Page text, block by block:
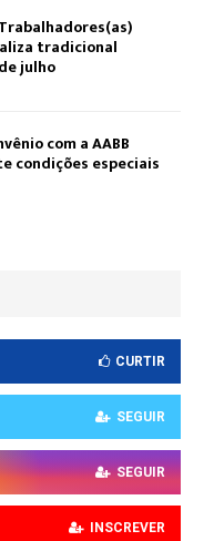
tradicional
julho
com a AABB
condições especiais
CURTIR
SEGUIR
SEGUIR
INSCREVER